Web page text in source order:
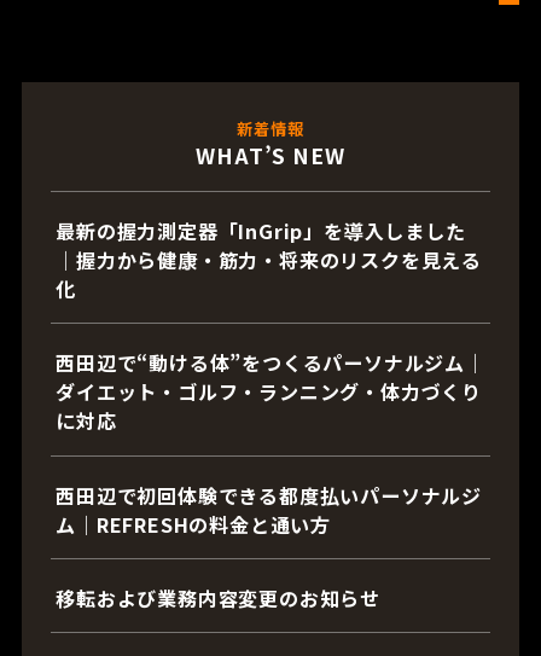
新着情報
WHAT’S NEW
最新の握力測定器「InGrip」を導入しました
｜握力から健康・筋力・将来のリスクを見える
化
西田辺で“動ける体”をつくるパーソナルジム｜
ダイエット・ゴルフ・ランニング・体力づくり
に対応
西田辺で初回体験できる都度払いパーソナルジ
ム｜REFRESHの料金と通い方
移転および業務内容変更のお知らせ